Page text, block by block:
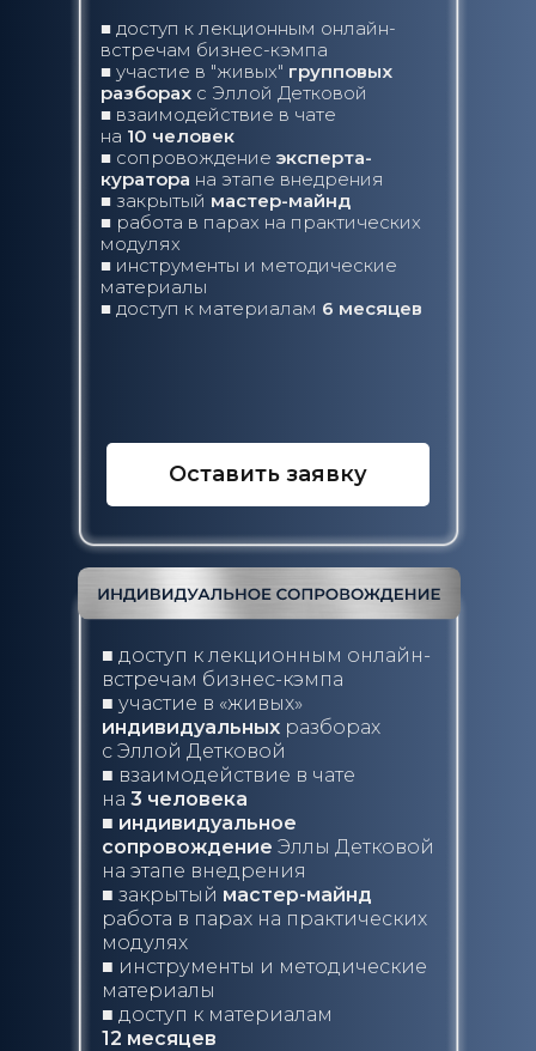
■ доступ к лекционным онлайн-
встречам бизнес-кэмпа
■ участие в "живых" групповых
разборах с Эллой Детковой
■ взаимодействие в чате
на 10 человек
■ сопровождение эксперта-
куратора на этапе внедрения
■ закрытый мастер-майнд
■ работа в парах на практических
модулях
■ инструменты и методические
материалы
■ доступ к материалам 6 месяцев
■ доступ к лекционным онлайн-
встречам бизнес-кэмпа
■ участие в «живых»
индивидуальных разборах
с Эллой Детковой
■ взаимодействие в чате
на 3 человека
■ индивидуальное
сопровождение Эллы Детковой
на этапе внедрения
■ закрытый мастер-майнд
работа в парах на практических
модулях
■ инструменты и методические
материалы
■ доступ к материалам
12 месяцев
Оставить заявку
не теорию, а реальные
с которыми уже
Мы отвечаем
и формат — всё
под бизнес-задачи.
Согласие на обработку персональных данных
Политика конфиденциальности
Сайт разработан @onlyri_pro